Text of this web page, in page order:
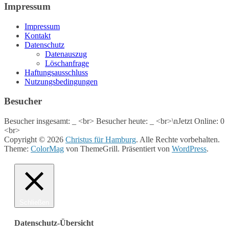
Impressum
Impressum
Kontakt
Datenschutz
Datenauszug
Löschanfrage
Haftungsausschluss
Nutzungsbedingungen
Besucher
Besucher insgesamt: <br> Besucher heute:
<br>\nJetzt Online: 0
<br>
Copyright © 2026 Christus für Hamburg. Alle Rechte vorbehalten.
Theme: ColorMag von ThemeGrill. Präsentiert von WordPress.
Datenschutz-Übersicht